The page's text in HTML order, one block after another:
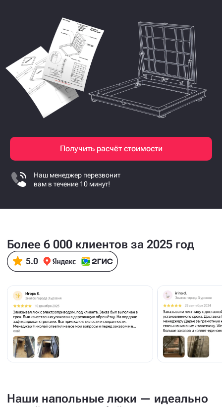
Получить расчёт стоимости
Наш менеджер перезвонит
вам в течение 10 минут!
Более 6 000 клиентов за 2025 год
Наши напольные люки — идеально